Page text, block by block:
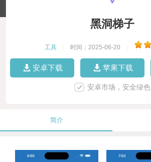
黑洞梯子
工具 时间：2025-06-20
安卓下载 苹果下载
安卓市场，安全绿色
简介